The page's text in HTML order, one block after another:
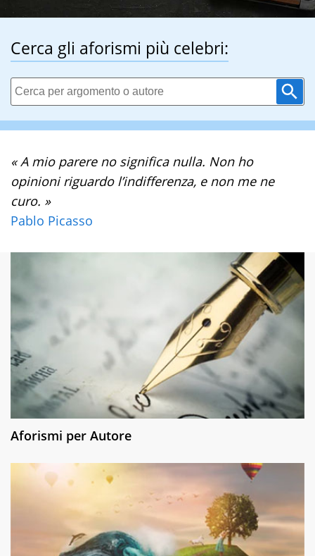
Cerca gli aforismi più celebri:
« A mio parere no significa nulla. Non ho
opinioni riguardo l’indifferenza, e non me ne
curo. »
Pablo Picasso
Aforismi per Autore